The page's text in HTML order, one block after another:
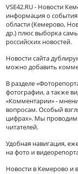
VSE42.RU - Новости
информация о
области (Кемерово,
др.) плюс выборка
российских новостей.
Новости сайта
можно добавить
В разделе
фотографии, а также
«Комментарии» -
вопросам. Особый
цифрах». Мы
читателей.
Удобная навигация,
на фото и
Новости в Кемерово и